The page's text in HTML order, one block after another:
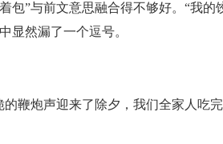
包”与前文意思融合得不够好。“我
显然漏了一个逗号。
的鞭炮声迎来了除夕，我们全家人吃